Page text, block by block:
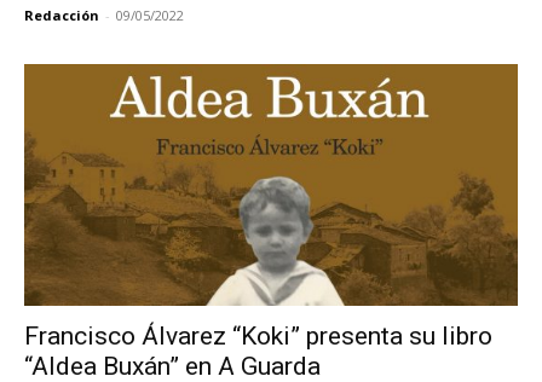
Redacción - 09/05/2022
Francisco Álvarez “Koki” presenta su libro
“Aldea Buxán” en A Guarda